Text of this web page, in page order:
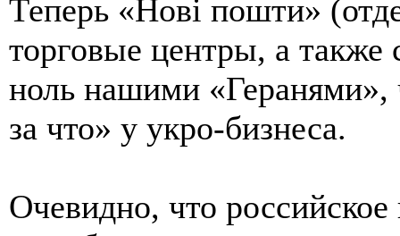
Теперь «Нові пошти»
торговые центры, а
ноль нашими «Геранями»,
за что» у укро-бизнеса.
Очевидно, что